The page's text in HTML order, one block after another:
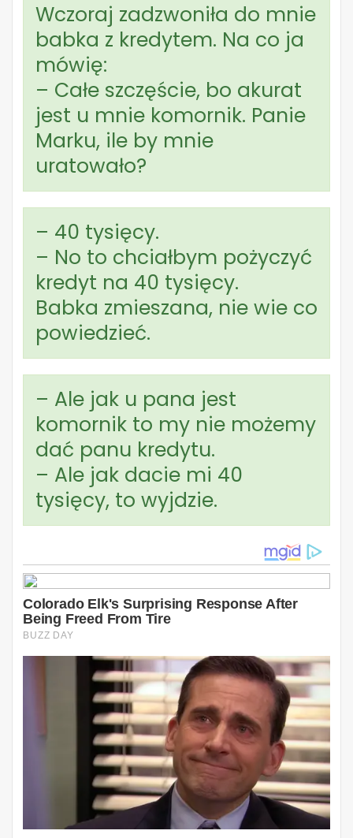
Wczoraj zadzwoniła do mnie
babka z kredytem. Na co ja
mówię:
– Całe szczęście, bo akurat
jest u mnie komornik. Panie
Marku, ile by mnie
uratowało?
– 40 tysięcy.
– No to chciałbym pożyczyć
kredyt na 40 tysięcy.
Babka zmieszana, nie wie co
powiedzieć.
– Ale jak u pana jest
komornik to my nie możemy
dać panu kredytu.
– Ale jak dacie mi 40
tysięcy, to wyjdzie.